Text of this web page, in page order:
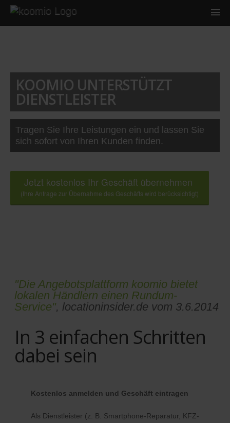
KOOMIO UNTERSTÜTZT
DIENSTLEISTER
Tragen Sie Ihre Leistungen ein und lassen Sie
sich sofort von Ihren Kunden finden.
Jetzt kostenlos Ihr Geschäft übernehmen
(Ihre Anfrage zur Übernahme des Geschäfts wird berücksichtigt)
"Die Angebotsplattform koomio bietet
lokalen Händlern einen Rundum-
Service", locationinsider.de vom 3.6.2014
In 3 einfachen Schritten
dabei sein
Kostenlos anmelden und Geschäft eintragen
Als Dienstleister (z. B. Smartphone-Reparatur, KFZ-